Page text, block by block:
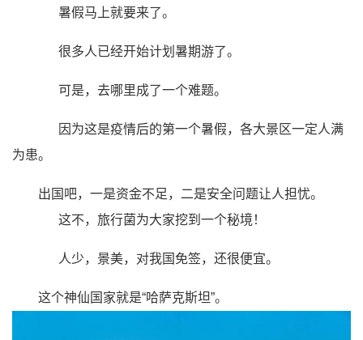
暑假马上就要来了。
很多人已经开始计划暑期游了。
可是，去哪里成了一个难题。
因为这是疫情后的第一个暑假，各大景区一定人满
为患。
出国吧，一是资金不足，二是安全问题让人担忧。
这不，旅行菌为大家挖到一个秘境！
人少，景美，对我国免签，还很便宜。
这个神仙国家就是“哈萨克斯坦”。